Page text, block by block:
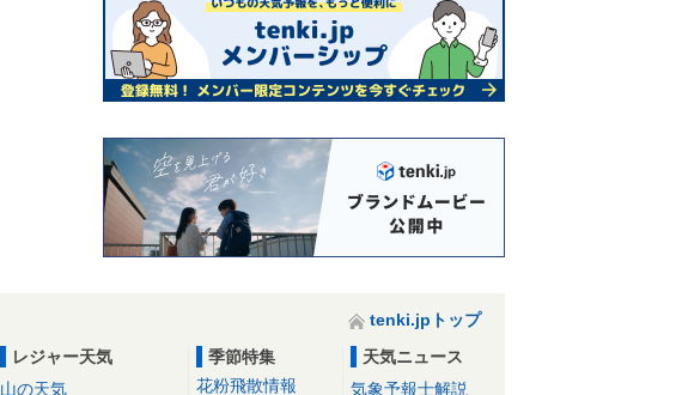
tenki.jpトップ
レジャー天気
山の天気
季節特集
花粉飛散情報
天気ニュース
気象予報士解説